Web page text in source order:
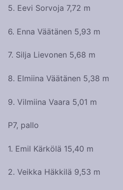
5. Eevi Sorvoja 7,72 m
6. Enna Väätänen 5,93 m
7. Silja Lievonen 5,68 m
8. Elmiina Väätänen 5,38 m
9. Vilmiina Vaara 5,01 m
P7, pallo
1. Emil Kärkölä 15,40 m
2. Veikka Häkkilä 9,53 m